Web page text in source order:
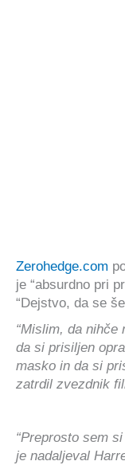
Zerohedge.com
je “absurdno pri
“Dejstvo, da se
“Mislim, da nihče
da si prisiljen
masko in da si
zatrdil zvezdnik
“Preprosto sem
je nadaljeval